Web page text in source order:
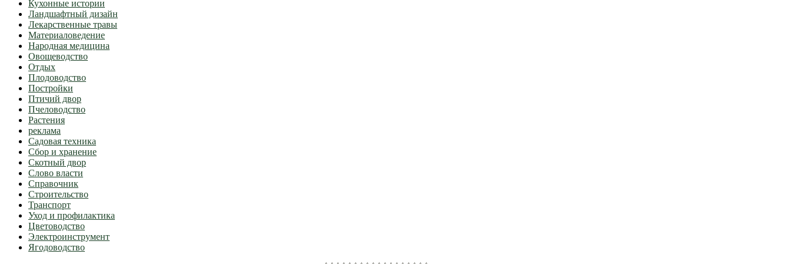
Кухонные истории
Ландшафтный дизайн
Лекарственные травы
Материаловедение
Народная медицина
Овощеводство
Отдых
Плодоводство
Постройки
Птичий двор
Пчеловодство
Растения
реклама
Садовая техника
Сбор и хранение
Скотный двор
Слово власти
Справочник
Строительство
Транспорт
Уход и профилактика
Цветоводство
Электроинструмент
Ягодоводство